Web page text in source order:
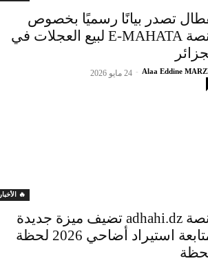
تصدر بيانًا رسميًا بخصوص
منصة E-MAHATA لبيع العجلات في
Alaa Eddine
- 24 مايو 2026
🔥 الأخبار
منصة adhahi.dz تضيف ميزة جديدة
لمتابعة استيراد أضاحي 2026 لحظة